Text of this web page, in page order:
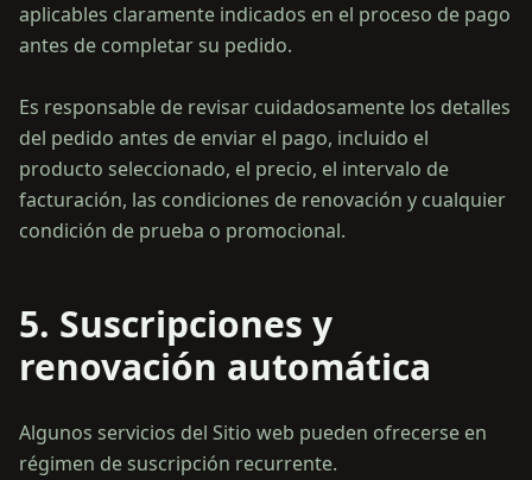
aplicables claramente indicados en el proceso de pago
antes de completar su pedido.
Es responsable de revisar cuidadosamente los detalles
del pedido antes de enviar el pago, incluido el
producto seleccionado, el precio, el intervalo de
facturación, las condiciones de renovación y cualquier
5. Suscripciones y
renovación automática
Algunos servicios del Sitio web pueden ofrecerse en
régimen de suscripción recurrente.